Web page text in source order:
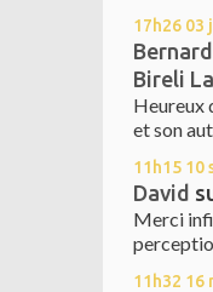
17h26 03
Bernard
Bireli
Heureux
et son
11h15 10
David
Merci
11h32 16